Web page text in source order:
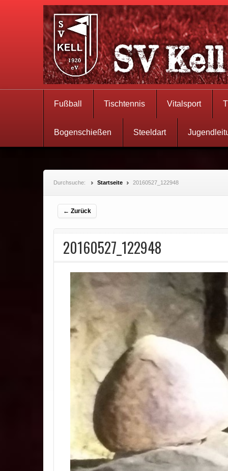
Fußball Tischtennis Vitalsport
Bogenschießen Steeldart
Durchsuche: Startseite 20160527_122948
← Zurück
20160527_122948